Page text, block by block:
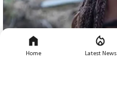
Home Latest News